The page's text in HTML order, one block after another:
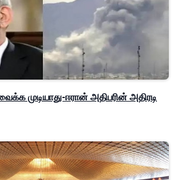
முடியாது-ஈரான் அதிபரின் அதிரடி